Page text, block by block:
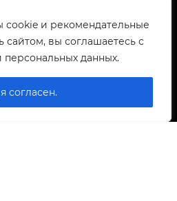
и рекомендательные
сайтом, вы соглашаетесь с
данных.
согласен.
© 1998-2025
0